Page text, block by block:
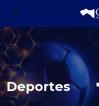
Deportes